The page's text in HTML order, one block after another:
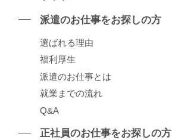
派遣のお仕事をお探しの⽅
選ばれる理由
福利厚生
派遣のお仕事とは
就業までの流れ
Q&A
正社員のお仕事をお探しの⽅